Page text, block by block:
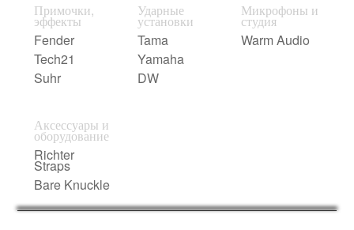
Примочки,
эффекты
Fender
Tech21
Suhr
Ударные
установки
Tama
Yamaha
DW
Микрофоны и
студия
Warm Audio
Аксессуары и
оборудование
Richter
Straps
Bare Knuckle